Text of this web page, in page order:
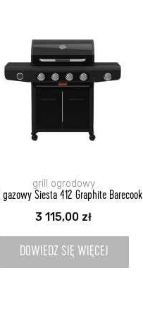
grill ogrodowy
Siesta 412 Graphite Barecook
3 115,00 zł
DOWIEDZ SIĘ WIĘCEJ